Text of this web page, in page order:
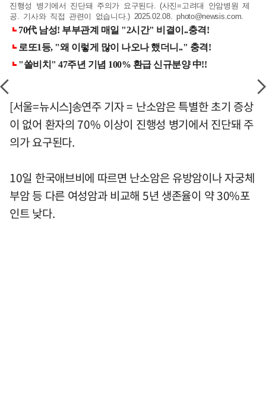
진행성 병기에서 진단돼 주의가 요구된다. (사진=고려대 안암병원 제
공. 기사와 직접 관련이 없습니다.) 2025.02.08.photo@newsis.com
[서울=뉴시스]송연주 기자 = 난소암은 특별한 초기 증상
이 없어 환자의 70% 이상이 진행성 병기에서 진단돼 주
의가 요구된다.
10일 한국애브비에 따르면 난소암은 유방암이나 자궁체
부암 등 다른 여성암과 비교해 5년 생존율이 약 30%포
인트 낮다.